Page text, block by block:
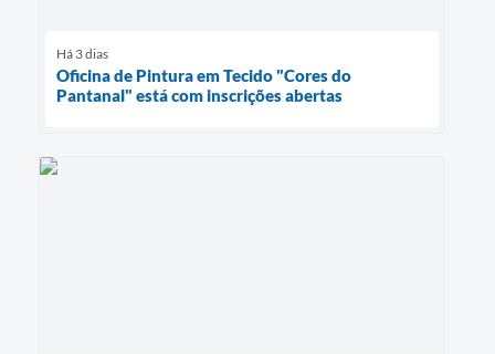
Há 3 dias
Oficina de Pintura em Tecido "Cores do
Pantanal" está com inscrições abertas